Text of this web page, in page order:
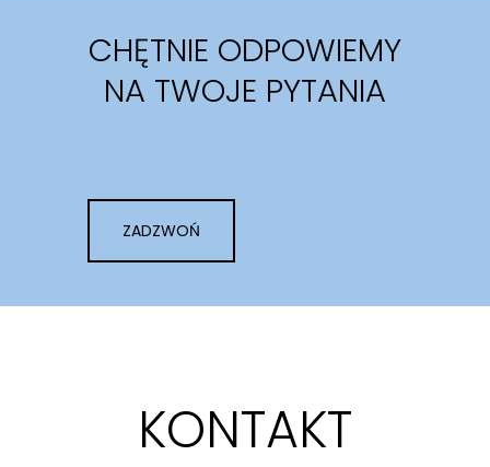
CHĘTNIE ODPOWIEMY
NA TWOJE PYTANIA
ZADZWOŃ
KONTAKT